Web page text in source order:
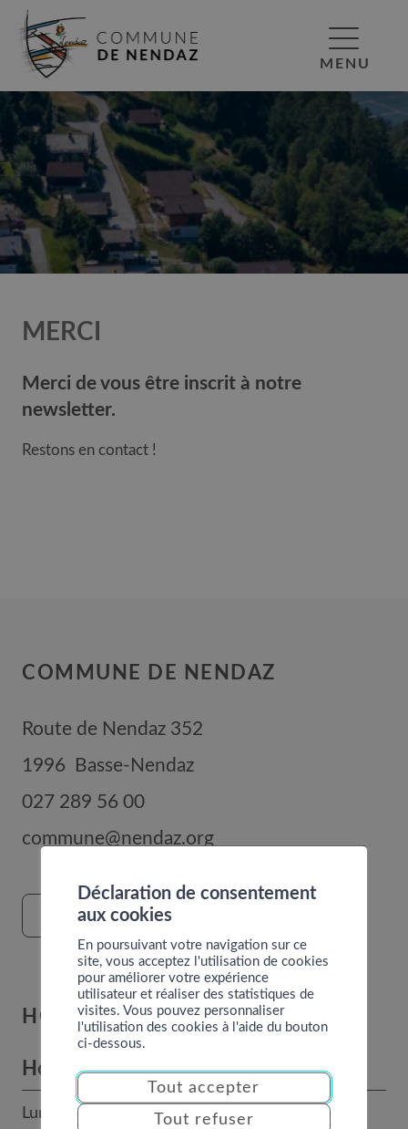
MENU
MERCI
Merci de vous être inscrit à notre
newsletter.
Restons en contact !
COMMUNE DE NENDAZ
Route de Nendaz 352
1996
Basse-Nendaz
027 289 56 00
commune@nendaz.org
FORMULAIRE DE CONTACT
HORAIRES
Horaires des bureaux
Lundi, mardi, jeudi et vendredi : 8h - 12h
Déclaration de consentement
aux cookies
En poursuivant votre navigation sur ce
site, vous acceptez l'utilisation de cookies
pour améliorer votre expérience
utilisateur et réaliser des statistiques de
visites. Vous pouvez personnaliser
l'utilisation des cookies à l'aide du bouton
ci-dessous.
Tout accepter
Tout refuser